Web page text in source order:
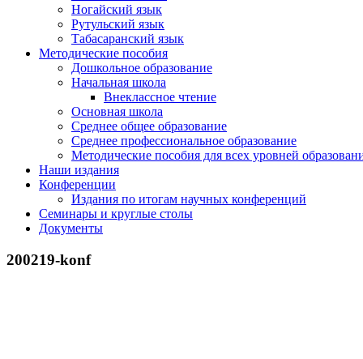
Ногайский язык
Рутульский язык
Табасаранский язык
Методические пособия
Дошкольное образование
Начальная школа
Внеклассное чтение
Основная школа
Среднее общее образование
Среднее профессиональное образование
Методические пособия для всех уровней
Наши издания
Конференции
Издания по итогам научных конференций
Семинары и круглые столы
Документы
200219-konf